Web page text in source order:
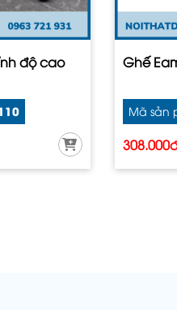
độ cao
Ghế
Mã sản